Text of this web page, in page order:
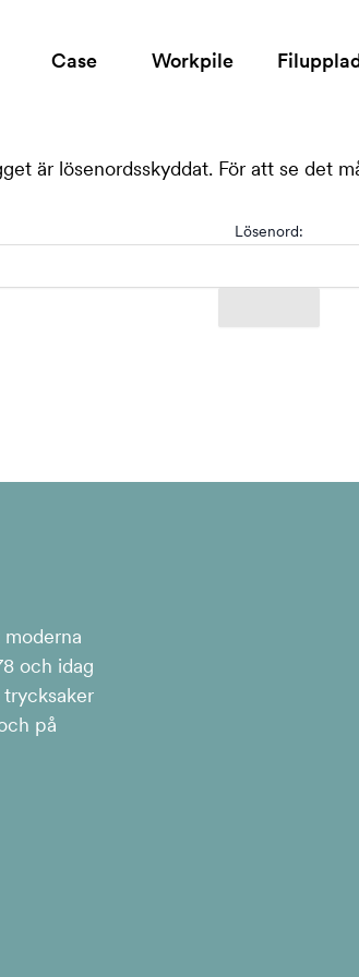
Case Workpile
är lösenordsskyddat. För att se det
Lösenord:
och idag
trycksaker
på